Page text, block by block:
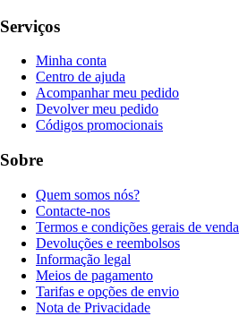
Serviços
Minha conta
Centro de ajuda
Acompanhar meu pedido
Devolver meu pedido
Códigos promocionais
Sobre
Quem somos nós?
Contacte-nos
Termos e condições gerais de venda
Devoluções e reembolsos
Informação legal
Meios de pagamento
Tarifas e opções de envio
Nota de Privacidade